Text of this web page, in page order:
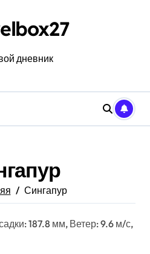
дневник
Сингапур
187.8 мм, Ветер: 9.6 м/с,